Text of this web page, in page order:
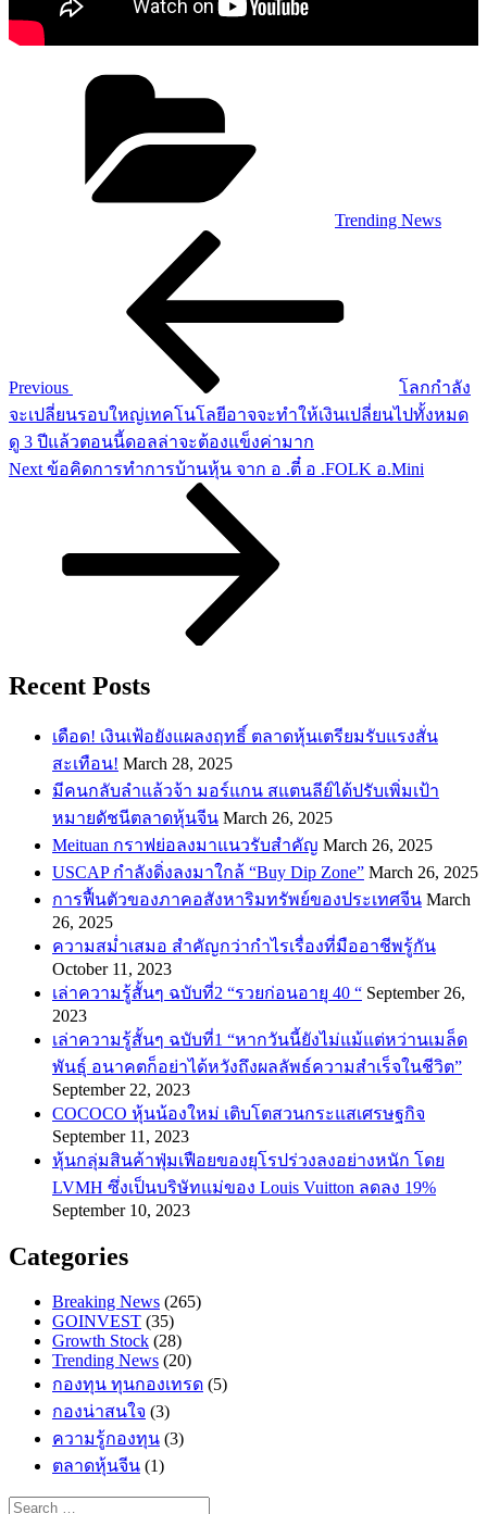
Trending News
Previous
โลกกำลัง
จะเปลี่ยนรอบใหญ่เทคโนโลยีอาจจะทำให้เงินเปลี่ยนไปทั้งหมด
ดู 3 ปีแล้วตอนนี้ดอลล่าจะต้องแข็งค่ามาก
Next
Post
Next ข้อคิดการทำการบ้านหุ้น จาก อ .ตี๋ อ .FOLK อ.Mini
Recent Posts
เดือด! เงินเฟ้อยังแผลงฤทธิ์ ตลาดหุ้นเตรียมรับแรงสั่น
สะเทือน! March 28, 2025
​มีคนกลับลำแล้วจ้า มอร์แกน สแตนลีย์ได้ปรับเพิ่มเป้า
หมายดัชนีตลาดหุ้นจีน March 26, 2025
Meituan กราฟย่อลงมาแนวรับสำคัญ March 26, 2025
USCAP กำลังดิ่งลงมาใกล้ “Buy Dip Zone” March 26, 2025
การฟื้นตัวของภาคอสังหาริมทรัพย์ของประเทศจีน March
26, 2025
ความสม่ำเสมอ สำคัญกว่ากำไรเรื่องที่มืออาชีพรู้กัน
October 11, 2023
เล่าความรู้สั้นๆ ฉบับที่2 “รวยก่อนอายุ 40 “ September 26,
2023
เล่าความรู้สั้นๆ ฉบับที่1 “หากวันนี้ยังไม่แม้แต่หว่านเมล็ด
พันธ์ุ อนาคตก็อย่าได้หวังถึงผลลัพธ์ความสำเร็จในชีวิต”
September 22, 2023
COCOCO หุ้นน้องใหม่ เติบโตสวนกระแสเศรษฐกิจ
September 11, 2023
หุ้นกลุ่มสินค้าฟุ่มเฟือยของยุโรปร่วงลงอย่างหนัก โดย
LVMH ซึ่งเป็นบริษัทแม่ของ Louis Vuitton ลดลง 19%
September 10, 2023
Categories
Breaking News (265)
GOINVEST (35)
Growth Stock (28)
Trending News (20)
กองทุน ทุนกองเทรด (5)
กองน่าสนใจ (3)
ความรู้กองทุน (3)
ตลาดหุ้นจีน (1)
Search